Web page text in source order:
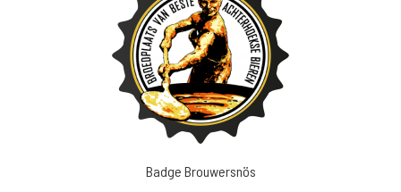
Badge Brouwersnös